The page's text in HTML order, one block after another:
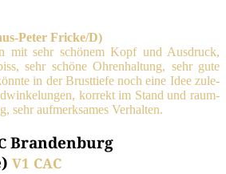
Peter Fricke/D)
mit sehr schö­nem Kopf und Aus­druck,
sehr schö­ne Ohren­hal­tung, sehr gute
in der Brust­tie­fe noch eine Idee zule­
kor­rekt im Stand und raum­
sehr auf­merk­sa­mes Verhalten.
Brandenburg
V1 CAC